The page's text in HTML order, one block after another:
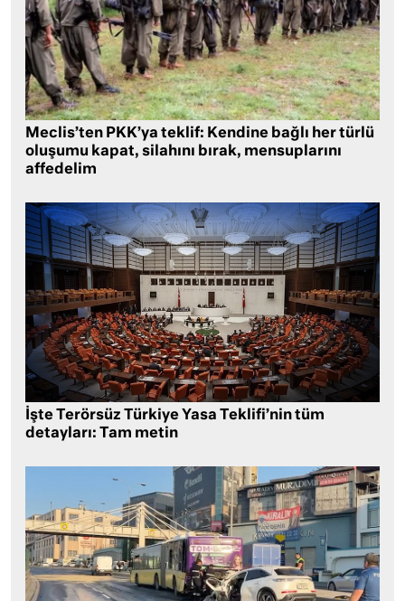
Meclis’ten PKK’ya teklif: Kendine bağlı her türlü
oluşumu kapat, silahını bırak, mensuplarını
affedelim
İşte Terörsüz Türkiye Yasa Teklifi’nin tüm
detayları: Tam metin